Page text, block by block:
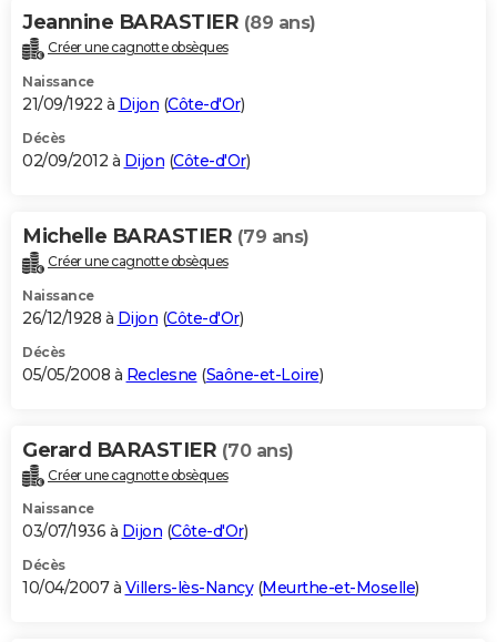
Bricolage
Lifestyle
Culture
Sport
Auto
Television
Voyage
Cinema
Jeannine BARASTIER (89 ans)
Créer une cagnotte obsèques
Naissance
21/09/1922 à Dijon (Côte-d'Or)
Décès
02/09/2012 à Dijon (Côte-d'Or)
Michelle BARASTIER (79 ans)
Créer une cagnotte obsèques
Naissance
26/12/1928 à Dijon (Côte-d'Or)
Décès
05/05/2008 à Reclesne (Saône-et-Loire)
Gerard BARASTIER (70 ans)
Créer une cagnotte obsèques
Naissance
03/07/1936 à Dijon (Côte-d'Or)
Décès
10/04/2007 à Villers-lès-Nancy(Meurthe-et-Moselle)